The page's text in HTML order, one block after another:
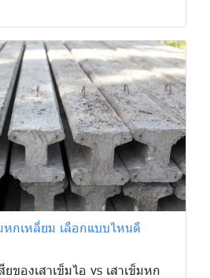
หกเหลี่ยม เลือกแบบไหนดี
ของเสาเข็มไอ vs เสาเข็มหก